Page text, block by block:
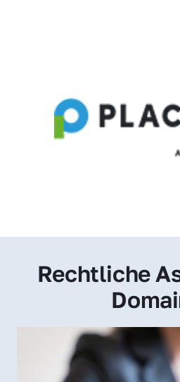
Rechtliche